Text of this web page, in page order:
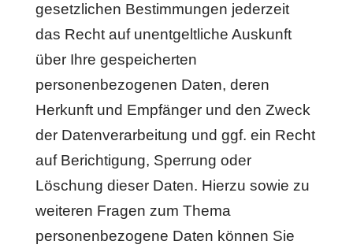
gesetzlichen Bestimmungen jederzeit
das Recht auf unentgeltliche Auskunft
über Ihre gespeicherten
personenbezogenen Daten, deren
Herkunft und Empfänger und den Zweck
der Datenverarbeitung und ggf. ein Recht
auf Berichtigung, Sperrung oder
Löschung dieser Daten. Hierzu sowie zu
weiteren Fragen zum Thema
personenbezogene Daten können Sie